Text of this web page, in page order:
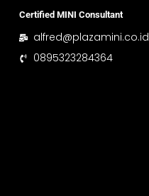
Certified MINI Consultant
alfred@plazamini.co.id
0895323284364